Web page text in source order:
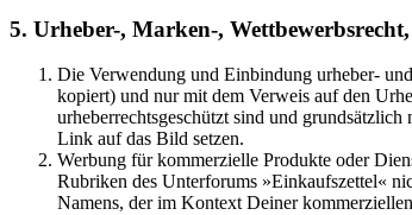
5. Urheber-, Marken-,
Die Verwendung und Einbindung urheber-
kopiert) und nur mit dem Verweis auf den
urheberrechtsgeschützt sind und
Link auf das Bild setzen.
Werbung für kommerzielle Produkte oder
Rubriken des Unterforums »Einkaufszettel«
Namens, der im Kontext Deiner